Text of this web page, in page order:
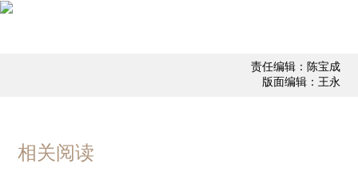
责任编辑：陈宝成
版面编辑：王永
相关阅读